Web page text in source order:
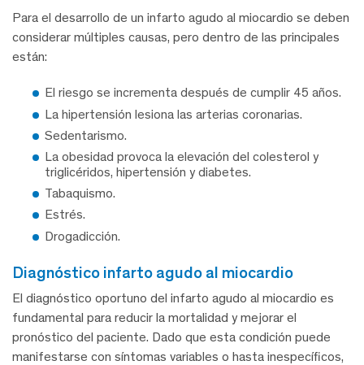
Para el desarrollo de un infarto agudo al miocardio se deben
considerar múltiples causas, pero dentro de las principales
están:
El riesgo se incrementa después de cumplir 45 años.
La hipertensión lesiona las arterias coronarias.
Sedentarismo.
La obesidad provoca la elevación del colesterol y
triglicéridos, hipertensión y diabetes.
Tabaquismo.
Estrés.
Drogadicción.
diagnóstico infarto agudo al miocardio
El diagnóstico oportuno del infarto agudo al miocardio es
fundamental para reducir la mortalidad y mejorar el
pronóstico del paciente. Dado que esta condición puede
manifestarse con síntomas variables o hasta inespecíficos,